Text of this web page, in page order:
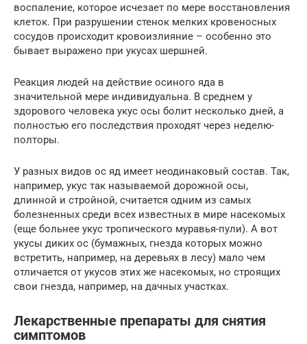
воспаление, которое исчезает по мере восстановления
клеток. При разрушении стенок мелких кровеносных
сосудов происходит кровоизлияние – особенно это
бывает выражено при укусах шершней.
Реакция людей на действие осиного яда в
значительной мере индивидуальна. В среднем у
здорового человека укус осы болит несколько дней, а
полностью его последствия проходят через неделю-
полторы.
У разных видов ос яд имеет неодинаковый состав. Так,
например, укус так называемой дорожной осы,
длинной и стройной, считается одним из самых
болезненных среди всех известных в мире насекомых
(еще больнее укус тропического муравья-пули). А вот
укусы диких ос (бумажных, гнезда которых можно
встретить, например, на деревьях в лесу) мало чем
отличается от укусов этих же насекомых, но строящих
свои гнезда, например, на дачных участках.
Лекарственные препараты для снятия
симптомов